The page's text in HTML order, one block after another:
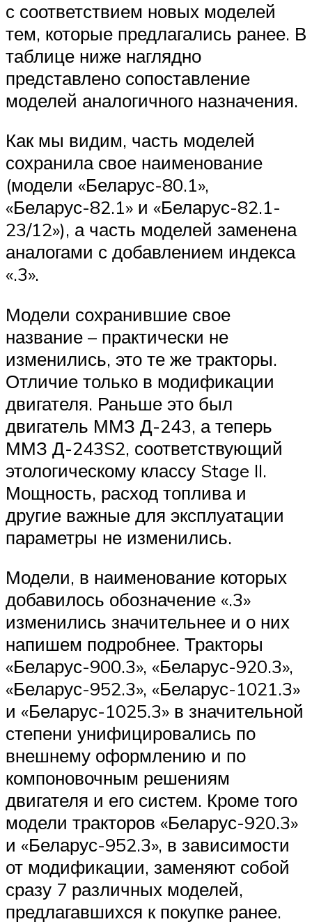
с соответствием новых моделей
тем, которые предлагались ранее. В
таблице ниже наглядно
представлено сопоставление
моделей аналогичного назначения.
Как мы видим, часть моделей
сохранила свое наименование
(модели «Беларус-80.1»,
«Беларус-82.1» и «Беларус-82.1-
23/12»), а часть моделей заменена
аналогами с добавлением индекса
«.3».
Модели сохранившие свое
название – практически не
изменились, это те же тракторы.
Отличие только в модификации
двигателя. Раньше это был
двигатель ММЗ Д-243, а теперь
ММЗ Д-243S2, соответствующий
этологическому классу Stage II.
Мощность, расход топлива и
другие важные для эксплуатации
параметры не изменились.
Модели, в наименование которых
добавилось обозначение «.3»
изменились значительнее и о них
напишем подробнее. Тракторы
«Беларус-900.3», «Беларус-920.3»,
«Беларус-952.3», «Беларус-1021.3»
и «Беларус-1025.3» в значительной
степени унифицировались по
внешнему оформлению и по
компоновочным решениям
двигателя и его систем. Кроме того
модели тракторов «Беларус-920.3»
и «Беларус-952.3», в зависимости
от модификации, заменяют собой
сразу 7 различных моделей,
предлагавшихся к покупке ранее.